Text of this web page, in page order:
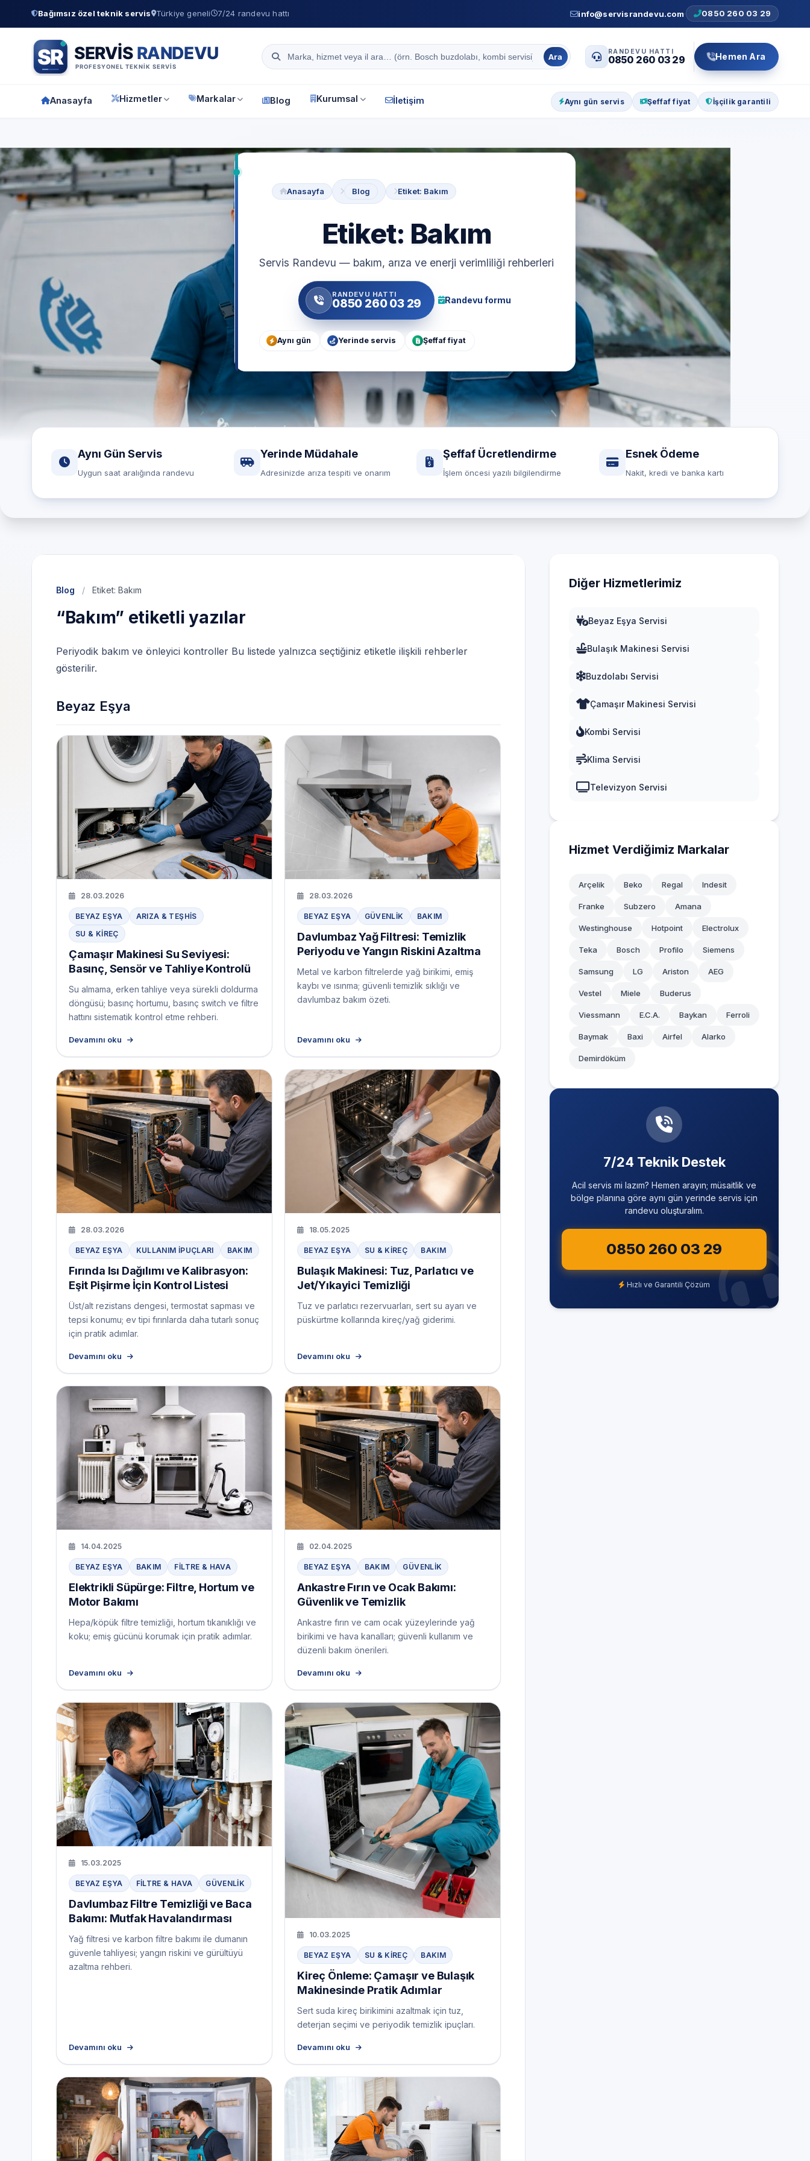
Bağımsız özel teknik servis Türkiye geneli 7/24 randevu hattı info@servisrandevu.com· 0850 260 03 29
Site içi arama Ara
RANDEVU HATTI
0850 260 03 29 Hemen Ara
Anasayfa Hizmetler Markalar Blog Kurumsal İletişim Aynı gün servis Şeffaf fiyat İşçilik garantili
Anasayfa Blog Etiket: Bakım
Etiket: Bakım
Servis Randevu — bakım, arıza ve enerji verimliliği rehberleri
RANDEVU HATTI
0850 260 03 29 Randevu formu
Aynı gün Yerinde servis Şeffaf fiyat
Aynı Gün Servis
Uygun saat aralığında randevu
Yerinde Müdahale
Adresinizde arıza tespiti ve onarım
Şeffaf Ücretlendirme
İşlem öncesi yazılı bilgilendirme
Esnek Ödeme
Nakit, kredi ve banka kartı
Blog / Etiket: Bakım
“Bakım” etiketli yazılar
Periyodik bakım ve önleyici kontroller Bu listede yalnızca seçtiğiniz etiketle ilişkili rehberler
gösterilir.
Beyaz Eşya
28.03.2026
BEYAZ EŞYA
ARIZA & TEŞHIS
SU & KIREÇ
Çamaşır Makinesi Su Seviyesi:
Basınç, Sensör ve Tahliye Kontrolü
Su almama, erken tahliye veya sürekli doldurma
döngüsü; basınç hortumu, basınç switch ve filtre
hattını sistematik kontrol etme rehberi.
Devamını oku
28.03.2026
BEYAZ EŞYA GÜVENLIK BAKIM
Davlumbaz Yağ Filtresi: Temizlik
Periyodu ve Yangın Riskini Azaltma
Metal ve karbon filtrelerde yağ birikimi, emiş
kaybı ve ısınma; güvenli temizlik sıklığı ve
davlumbaz bakım özeti.
Devamını oku
28.03.2026
BEYAZ EŞYA KULLANIM IPUÇLARI BAKIM
Fırında Isı Dağılımı ve Kalibrasyon:
Eşit Pişirme İçin Kontrol Listesi
Üst/alt rezistans dengesi, termostat sapması ve
tepsi konumu; ev tipi fırınlarda daha tutarlı sonuç
için pratik adımlar.
Devamını oku
18.05.2025
BEYAZ EŞYA SU & KIREÇ BAKIM
Bulaşık Makinesi: Tuz, Parlatıcı ve
Jet/Yıkayici Temizliği
Tuz ve parlatıcı rezervuarları, sert su ayarı ve
püskürtme kollarında kireç/yağ giderimi.
Devamını oku
14.04.2025
BEYAZ EŞYA BAKIM FILTRE & HAVA
Elektrikli Süpürge: Filtre, Hortum ve
Motor Bakımı
Hepa/köpük filtre temizliği, hortum tıkanıklığı ve
koku; emiş gücünü korumak için pratik adımlar.
Devamını oku
02.04.2025
BEYAZ EŞYA BAKIM GÜVENLIK
Ankastre Fırın ve Ocak Bakımı:
Güvenlik ve Temizlik
Ankastre fırın ve cam ocak yüzeylerinde yağ
birikimi ve hava kanalları; güvenli kullanım ve
düzenli bakım önerileri.
Devamını oku
15.03.2025
BEYAZ EŞYA FILTRE & HAVA GÜVENLIK
Davlumbaz Filtre Temizliği ve Baca
Bakımı: Mutfak Havalandırması
Yağ filtresi ve karbon filtre bakımı ile dumanın
güvenle tahliyesi; yangın riskini ve gürültüyü
azaltma rehberi.
Devamını oku
10.03.2025
BEYAZ EŞYA SU & KIREÇ BAKIM
Kireç Önleme: Çamaşır ve Bulaşık
Makinesinde Pratik Adımlar
Sert suda kireç birikimini azaltmak için tuz,
deterjan seçimi ve periyodik temizlik ipuçları.
Devamını oku
Diğer Hizmetlerimiz
Beyaz Eşya Servisi
Bulaşık Makinesi Servisi
Buzdolabı Servisi
Çamaşır Makinesi Servisi
Kombi Servisi
Klima Servisi
Televizyon Servisi
Hizmet Verdiğimiz Markalar
Arçelik Beko Regal Indesit
Franke Subzero Amana
Westinghouse Hotpoint Electrolux
Teka Bosch Profilo Siemens
Samsung LG Ariston AEG
Vestel Miele Buderus
Viessmann E.C.A. Baykan Ferroli
Baymak Baxi Airfel Alarko
Demirdöküm
7/24 Teknik Destek
Acil servis mi lazım? Hemen arayın; müsaitlik ve
bölge planına göre aynı gün yerinde servis için
randevu oluşturalım.
0850 260 03 29
Hızlı ve Garantili Çözüm